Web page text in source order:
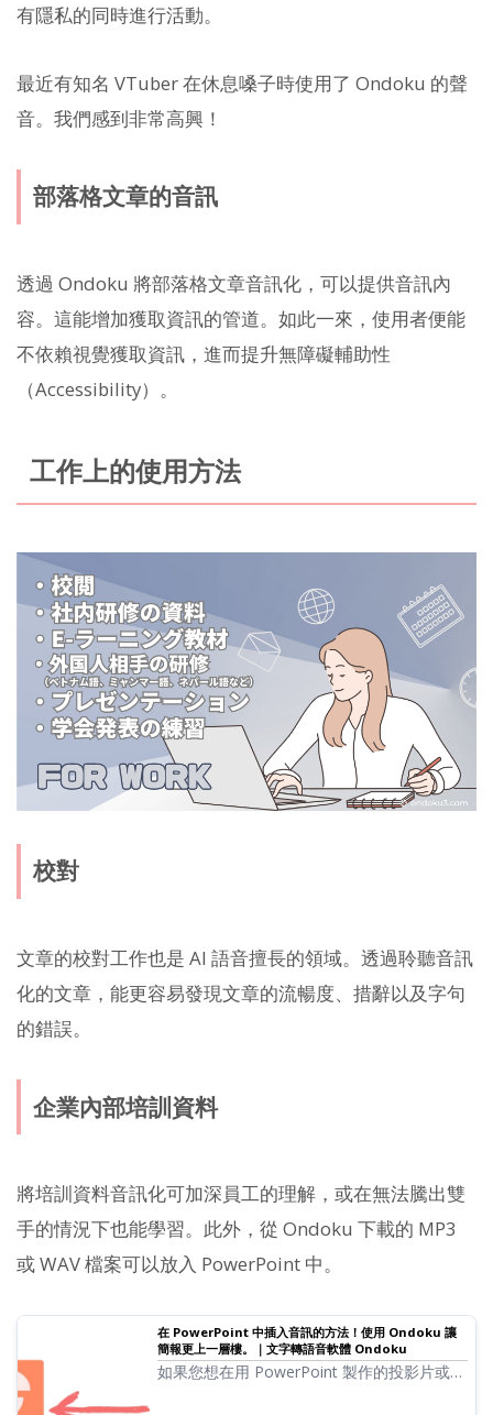
有隱私的同時進行活動。
最近有知名 VTuber 在休息嗓子時使用了 Ondoku 的聲
音。我們感到非常高興！
部落格文章的音訊
透過 Ondoku 將部落格文章音訊化，可以提供音訊內
容。這能增加獲取資訊的管道。如此一來，使用者便能
不依賴視覺獲取資訊，進而提升無障礙輔助性
（Accessibility）。
工作上的使用方法
校對
文章的校對工作也是 AI 語音擅長的領域。透過聆聽音訊
化的文章，能更容易發現文章的流暢度、措辭以及字句
的錯誤。
企業內部培訓資料
將培訓資料音訊化可加深員工的理解，或在無法騰出雙
手的情況下也能學習。此外，從 Ondoku 下載的 MP3
或 WAV 檔案可以放入 PowerPoint 中。
在 PowerPoint 中插入音訊的方法！使用 Ondoku 讓
簡報更上一層樓。｜文字轉語音軟體 Ondoku
如果您想在用 PowerPoint 製作的投影片或簡